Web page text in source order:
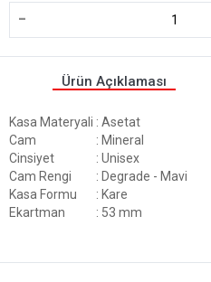
-
Ürün Açıklaması
Kasa Materyali : Asetat
Cam
: Mineral
Cinsiyet
: Unisex
Cam Rengi
: Degrade - Mavi
Kasa Formu
: Kare
Ekartman
: 53 mm